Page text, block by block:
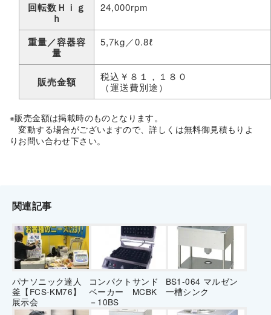
回転数Ｈｉｇ
ｈ
24,000rpm
重量／容器容
量
5,7kg／0.8ℓ
販売金額
税込￥８１，１８０
（運送費別途）
※販売金額は掲載時のものとなります。
変動する場合がございますので、詳しくは無料御見積もりよ
りお問い合わせ下さい。
関連記事
パナソニック達人
釜【FCS-KM76】
展示会
コンパクトサンド
ベーカー MCBK
－10BS
BS1-064 マルゼン
一槽シンク